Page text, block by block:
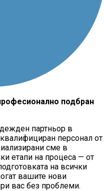
подбран
партньор в
персонал от
сме в
етапи на процеса — от
на всички
вашите нови
вас без проблеми.